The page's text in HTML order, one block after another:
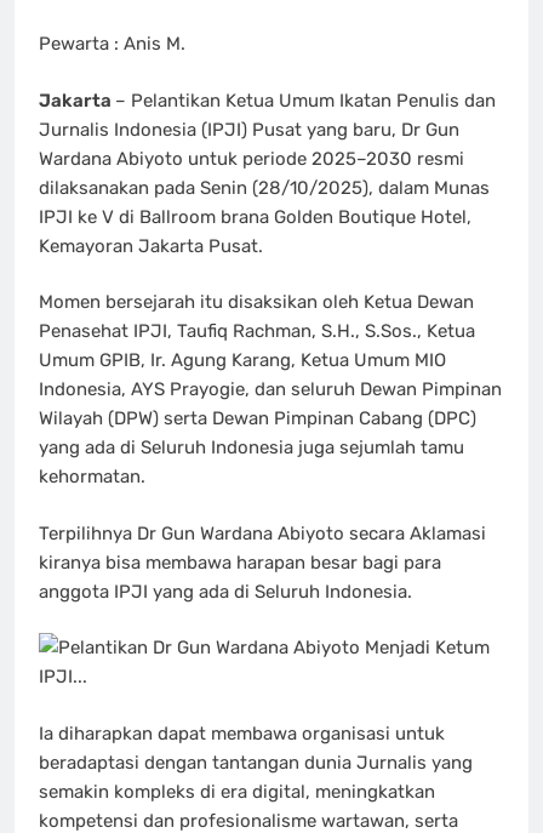
Pewarta : Anis M.
Jakarta – Pelantikan Ketua Umum Ikatan Penulis dan
Jurnalis Indonesia (IPJI) Pusat yang baru, Dr Gun
Wardana Abiyoto untuk periode 2025–2030 resmi
dilaksanakan pada Senin (28/10/2025), dalam Munas
IPJI ke V di Ballroom brana Golden Boutique Hotel,
Kemayoran Jakarta Pusat.
Momen bersejarah itu disaksikan oleh Ketua Dewan
Penasehat IPJI, Taufiq Rachman, S.H., S.Sos., Ketua
Umum GPIB, Ir. Agung Karang, Ketua Umum MIO
Indonesia, AYS Prayogie, dan seluruh Dewan Pimpinan
Wilayah (DPW) serta Dewan Pimpinan Cabang (DPC)
yang ada di Seluruh Indonesia juga sejumlah tamu
kehormatan.
Terpilihnya Dr Gun Wardana Abiyoto secara Aklamasi
kiranya bisa membawa harapan besar bagi para
anggota IPJI yang ada di Seluruh Indonesia.
Ia diharapkan dapat membawa organisasi untuk
beradaptasi dengan tantangan dunia Jurnalis yang
semakin kompleks di era digital, meningkatkan
kompetensi dan profesionalisme wartawan, serta